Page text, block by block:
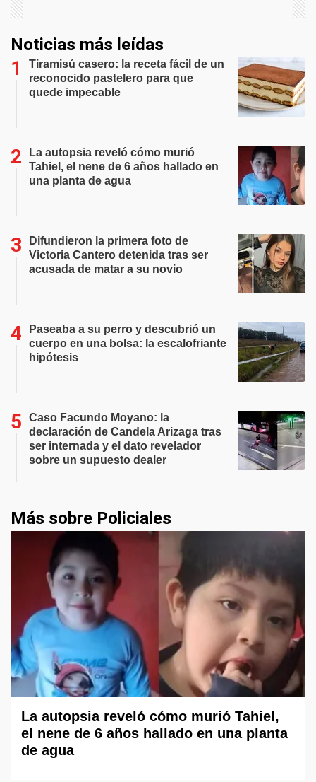
Noticias más leídas
Tiramisú casero: la receta fácil de un
reconocido pastelero para que
quede impecable
La autopsia reveló cómo murió
Tahiel, el nene de 6 años hallado en
una planta de agua
Difundieron la primera foto de
Victoria Cantero detenida tras ser
acusada de matar a su novio
Paseaba a su perro y descubrió un
cuerpo en una bolsa: la escalofriante
hipótesis
Caso Facundo Moyano: la
declaración de Candela Arizaga tras
ser internada y el dato revelador
sobre un supuesto dealer
Más sobre Policiales
La autopsia reveló cómo murió Tahiel,
el nene de 6 años hallado en una planta
de agua